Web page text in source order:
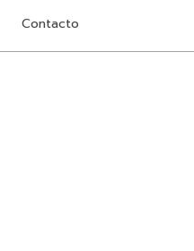
Contacto